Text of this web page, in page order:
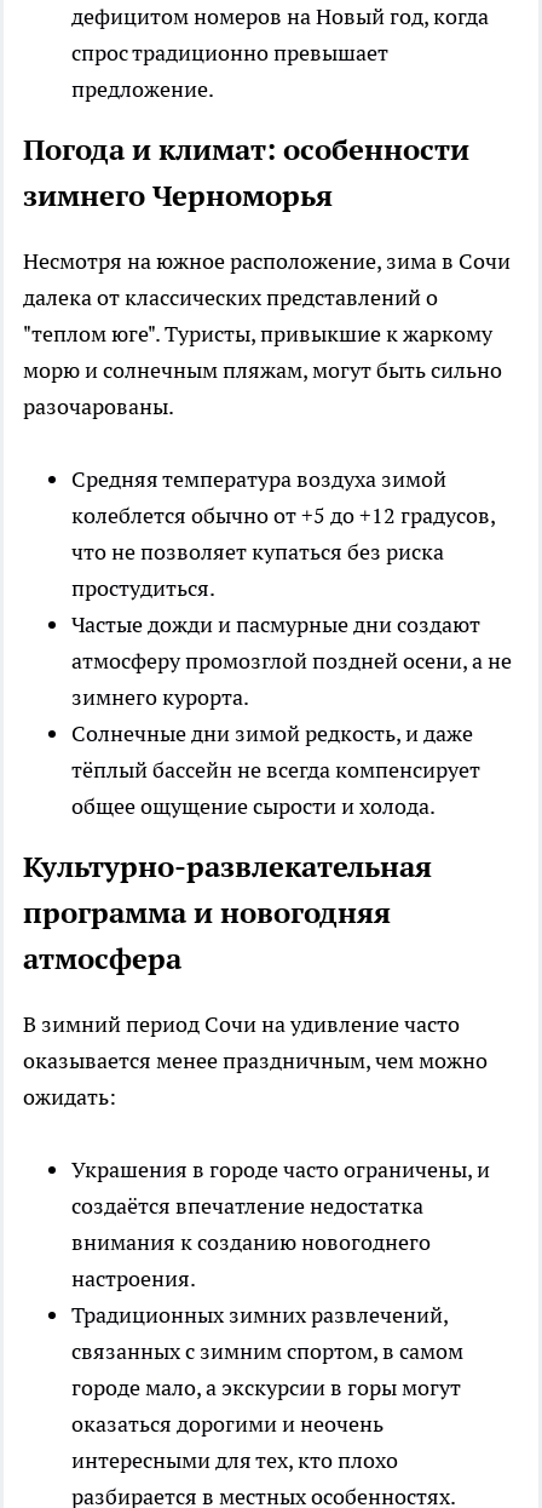
дефицитом номеров на Новый год, когда
спрос традиционно превышает
предложение.
Погода и климат: особенности
зимнего Черноморья
Несмотря на южное расположение, зима в Сочи
далека от классических представлений о
"теплом юге". Туристы, привыкшие к жаркому
морю и солнечным пляжам, могут быть сильно
разочарованы.
Средняя температура воздуха зимой
колеблется обычно от +5 до +12 градусов,
что не позволяет купаться без риска
простудиться.
Частые дожди и пасмурные дни создают
атмосферу промозглой поздней осени, а не
зимнего курорта.
Солнечные дни зимой редкость, и даже
тёплый бассейн не всегда компенсирует
общее ощущение сырости и холода.
Культурно-развлекательная
программа и новогодняя
атмосфера
В зимний период Сочи на удивление часто
оказывается менее праздничным, чем можно
ожидать:
Украшения в городе часто ограничены, и
создаётся впечатление недостатка
внимания к созданию новогоднего
настроения.
Традиционных зимних развлечений,
связанных с зимним спортом, в самом
городе мало, а экскурсии в горы могут
оказаться дорогими и неочень
интересными для тех, кто плохо
разбирается в местных особенностях.